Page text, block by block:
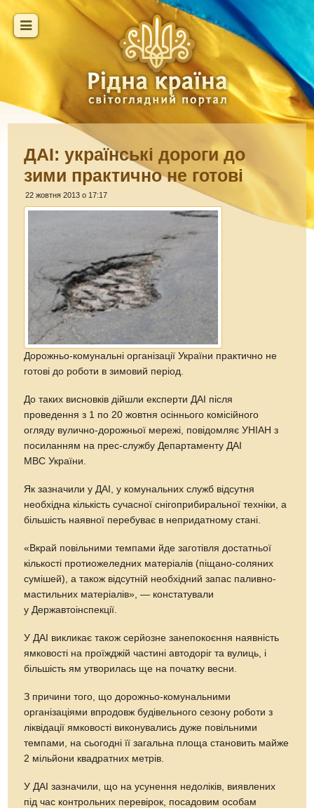
ДАІ: українські дороги до
зими практично не готові
22 жовтня 2013 о 17:17
Дорожньо-комунальні організації України практично не
готові до роботи в зимовий період.
До таких висновків дійшли експерти ДАІ після
проведення з 1 по 20 жовтня осіннього комісійного
огляду вулично-дорожньої мережі, повідомляє УНІАН з
посиланням на прес-службу Департаменту ДАІ
МВС України.
Як зазначили у ДАІ, у комунальних служб відсутня
необхідна кількість сучасної снігоприбиральної техніки, а
більшість наявної перебуває в непридатному стані.
«Вкрай повільними темпами йде заготівля достатньої
кількості протиожеледних матеріалів (піщано-соляних
сумішей), а також відсутній необхідний запас паливно-
мастильних матеріалів», — констатували
у Державтоінспекції.
У ДАІ викликає також серйозне занепокоєння наявність
ямковості на проїжджій частині автодоріг та вулиць, і
більшість ям утворилась ще на початку весни.
З причини того, що дорожньо-комунальними
організаціями впродовж будівельного сезону роботи з
ліквідації ямковості виконувались дуже повільними
темпами, на сьогодні її загальна площа становить майже
2 мільйони квадратних метрів.
У ДАІ зазначили, що на усунення недоліків, виявлених
під час контрольних перевірок, посадовим особам